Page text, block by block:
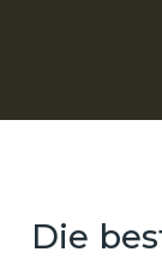
Die